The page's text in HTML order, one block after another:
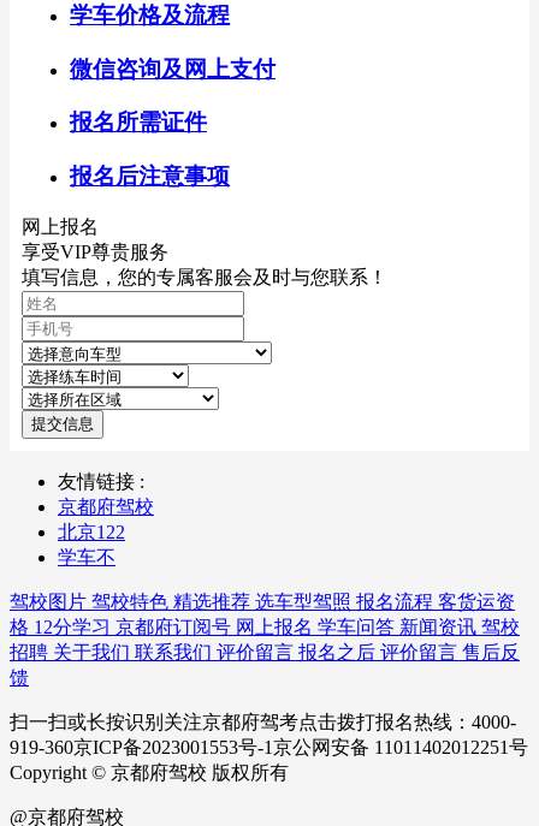
学车价格及流程
微信咨询及网上支付
报名所需证件
报名后注意事项
网上报名
享受VIP尊贵服务
填写信息，您的专属客服会及时与您联系！
提交信息
友情链接 :
京都府驾校
北京122
学车不
驾校图片 驾校特色 精选推荐 选车型驾照 报名流程 客货运资
格 12分学习 京都府订阅号 网上报名 学车问答 新闻资讯 驾校
招聘 关于我们 联系我们 评价留言 报名之后 评价留言 售后反
馈
扫一扫或长按识别关注京都府驾考点击拨打报名热线：4000-
919-360京ICP备2023001553号-1京公网安备 11011402012251号
Copyright © 京都府驾校 版权所有
@京都府驾校